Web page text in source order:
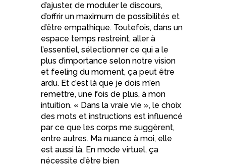
d’ajuster, de moduler le discours,
d’offrir un maximum de possibilités et
d’être empathique. Toutefois, dans un
espace temps restreint, aller à
l’essentiel, sélectionner ce qui a le
plus d’importance selon notre vision
et feeling du moment, ça peut être
ardu. Et c’est là que je dois m’en
remettre, une fois de plus, à mon
intuition. « Dans la vraie vie », le choix
des mots et instructions est influencé
par ce que les corps me suggèrent,
entre autres. Ma nuance à moi, elle
est aussi là. En mode virtuel, ça
nécessite d’être bien